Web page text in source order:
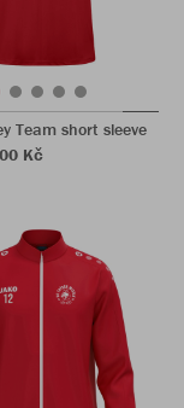
Team short sleeve
Kč